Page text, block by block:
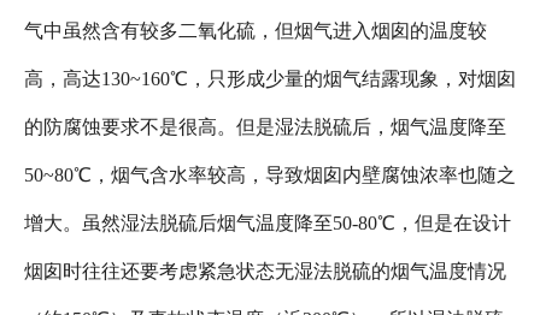
气中虽然含有较多二氧化硫，但烟气进入烟囱的温度较
高，高达130~160℃，只形成少量的烟气结露现象，对烟囱
的防腐蚀要求不是很高。但是湿法脱硫后，烟气温度降至
50~80℃，烟气含水率较高，导致烟囱内壁腐蚀浓率也随之
增大。虽然湿法脱硫后烟气温度降至50-80℃，但是在设计
烟囱时往往还要考虑紧急状态无湿法脱硫的烟气温度情况